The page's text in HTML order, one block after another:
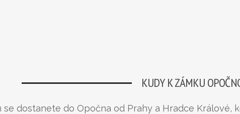
KUDY K ZÁMKU
se dostanete do Opočna od Prahy a Hradce